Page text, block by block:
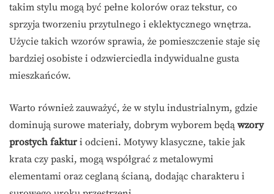
takim stylu mogą być pełne kolorów oraz tekstur, co
sprzyja tworzeniu przytulnego i eklektycznego wnętrza.
Użycie takich wzorów sprawia, że pomieszczenie staje się
bardziej osobiste i odzwierciedla indywidualne gusta
mieszkańców.
Warto również zauważyć, że w stylu industrialnym, gdzie
dominują surowe materiały, dobrym wyborem będą wzory
prostych fakturi odcieni. Motywy klasyczne, takie jak
krata czy paski, mogą współgrać z metalowymi
elementami oraz ceglaną ścianą, dodając charakteru i